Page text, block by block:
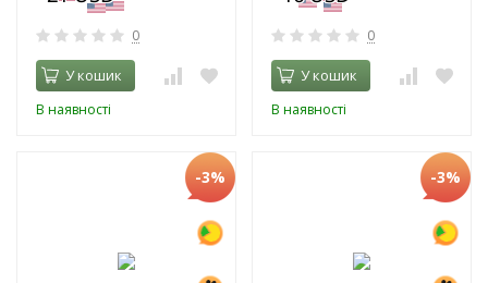
0
У кошик
В наявності
0
У кошик
В наявності
-3% -3%